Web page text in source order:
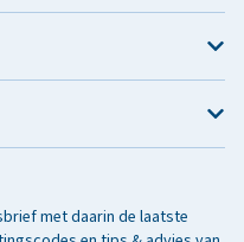
met daarin de laatste